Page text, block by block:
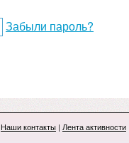
Забыли пароль?
Наши контакты | Лента активности